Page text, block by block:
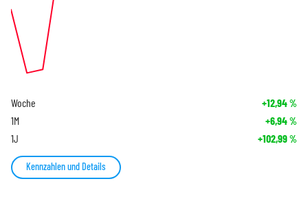
Woche +12,94%
1M +6,94%
1J +102,99%
Kennzahlen und Details